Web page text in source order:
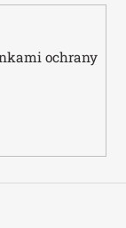
ochrany